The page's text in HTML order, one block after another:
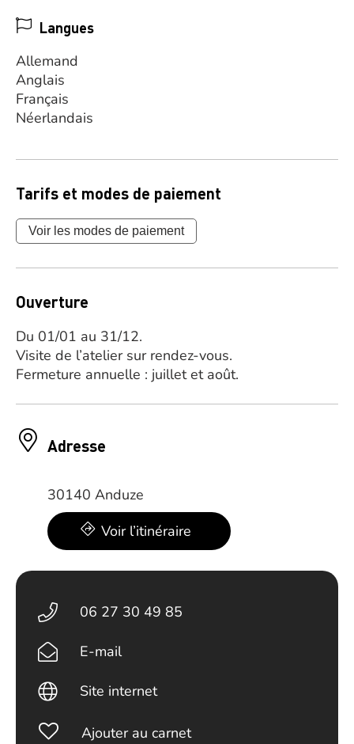
Langues
Allemand
Anglais
Français
Néerlandais
Tarifs et modes de paiement
Voir les modes de paiement
Ouverture
Du 01/01 au 31/12.
Visite de l’atelier sur rendez-vous.
Fermeture annuelle : juillet et août.
Adresse
30140 Anduze
Voir l’itinéraire
06 27 30 49 85
E-mail
Site internet
Ajouter au carnet